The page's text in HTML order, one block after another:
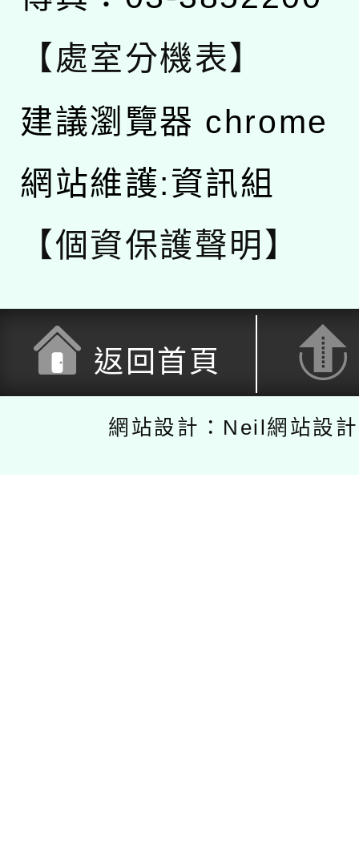
【處室分機表】
建議瀏覽器 chrome
網站維護:資訊組
【個資保護聲明】
返回首頁
網站設計：Neil網站設